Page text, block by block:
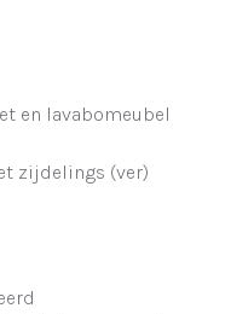
en lavabomeubel
zijdelings (ver)